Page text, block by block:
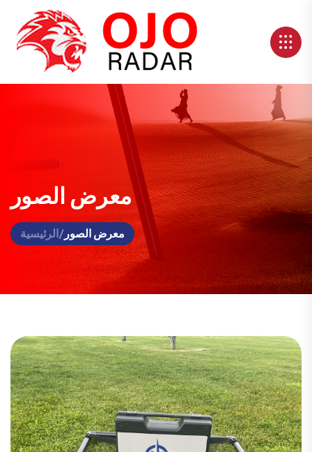
معرض الصور
الرئيسية/ معرض الصور